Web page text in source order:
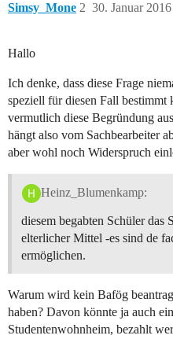
Simsy_Mone 30. Januar
2
Hallo
Ich denke, dass diese Frage
speziell für diesen Fall bestimmt
vermutlich diese Begründung
hängt also vom Sachbearbeiter
aber wohl noch Widerspruch
Heinz_Blumenkamp:
diesem begabten Schüler das
elterlicher Mittel -es sind de
ermöglichen.
Warum wird kein Bafög
haben? Davon könnte ja auch
Studentenwohnheim, bezahlt